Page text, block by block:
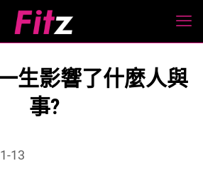
生影響了什麼人與
事?
13